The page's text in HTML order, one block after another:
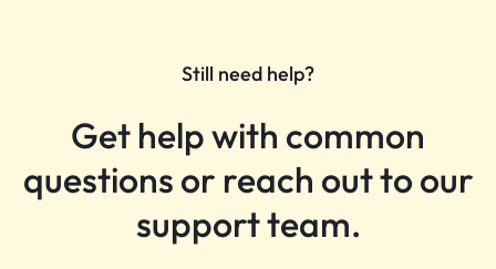
Still need help?
Get help with common
questions or reach out to our
support team.